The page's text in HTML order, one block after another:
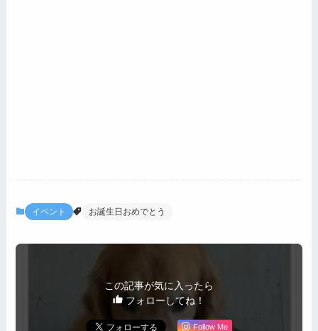
イベント お誕生日おめでとう
この記事が気に入ったら
フォローしてね！
Follow Me